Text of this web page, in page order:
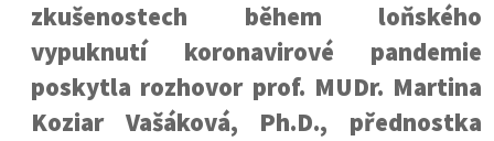
zkušenostech během loňského
vypuknutí koronavirové pandemie
poskytla rozhovor prof. MUDr. Martina
Koziar Vašáková, Ph.D., přednostka